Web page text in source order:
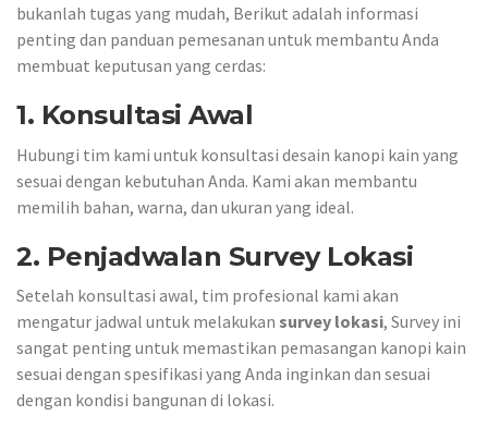
bukanlah tugas yang mudah, Berikut adalah informasi
penting dan panduan pemesanan untuk membantu Anda
membuat keputusan yang cerdas:
1. Konsultasi Awal
Hubungi tim kami untuk konsultasi desain kanopi kain yang
sesuai dengan kebutuhan Anda. Kami akan membantu
memilih bahan, warna, dan ukuran yang ideal.
2. Penjadwalan Survey Lokasi
Setelah konsultasi awal, tim profesional kami akan
mengatur jadwal untuk melakukan survey lokasi, Survey ini
sangat penting untuk memastikan pemasangan kanopi kain
sesuai dengan spesifikasi yang Anda inginkan dan sesuai
dengan kondisi bangunan di lokasi.